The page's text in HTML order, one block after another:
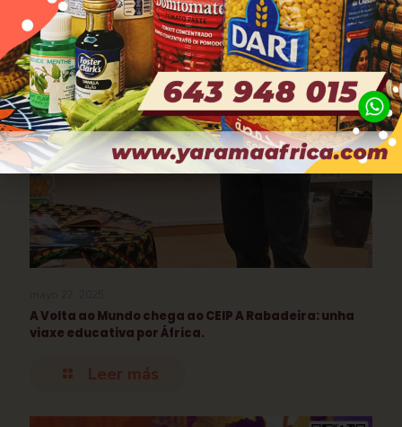
A Volta ao Mundo chega ao CEIP A Rabadeira: unha
viaxe educativa por África.
Leer más